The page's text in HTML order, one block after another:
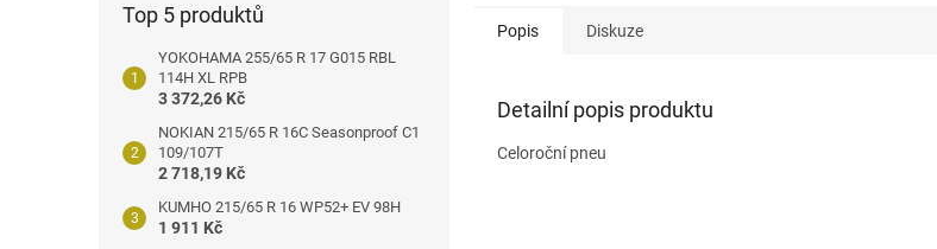
Top 5 produktů
YOKOHAMA 255/65 R 17 G015 RBL
114H XL RPB
3 372,26 Kč
NOKIAN 215/65 R 16C Seasonproof C1
109/107T
2 718,19 Kč
KUMHO 215/65 R 16 WP52+ EV 98H
1 911 Kč
Popis Diskuze
Detailní popis produktu
Celoroční pneu